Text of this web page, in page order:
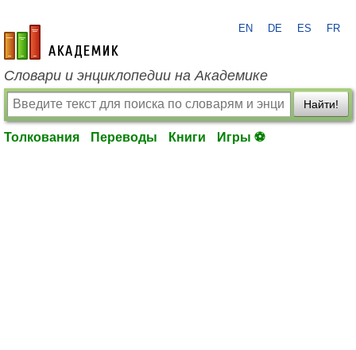
academic.ru
EN DE ES FR
Словари и энциклопедии на Академике
Найти!
Толкования Переводы Книги Игры ⚽